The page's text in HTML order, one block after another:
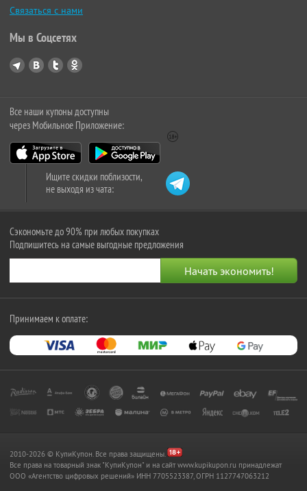
Связаться с нами
Мы в Соцсетях
Все наши купоны доступны
через Мобильное Приложение:
Ищите скидки поблизости,
не выходя из чата:
Сэкономьте до 90% при любых покупках
Подпишитесь на самые выгодные предложения
Принимаем к оплате:
2010-2026 © КупиКупон. Все права защищены.
Все права на товарный знак "КупиКупон" и на сайт www.kupikupon.ru принадлежат
OOO «Агентство цифровых решений» ИНН 7705523387, ОГРН 1127747063212